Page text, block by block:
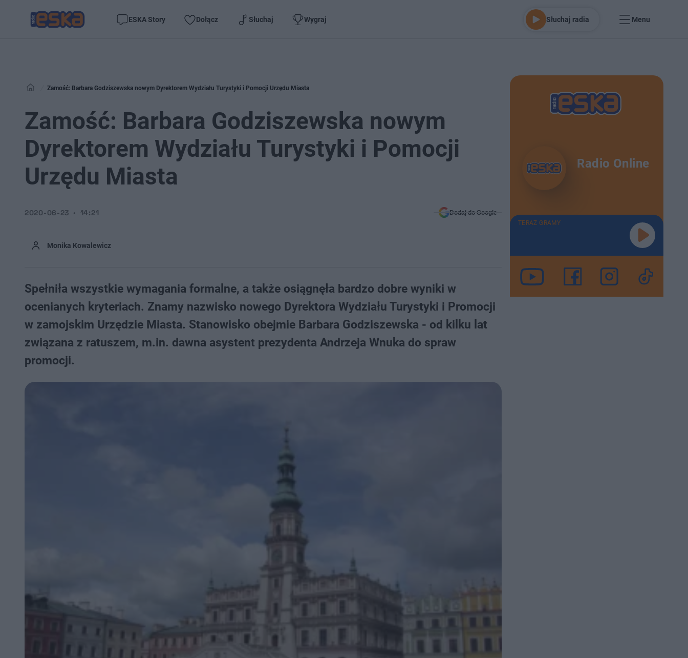
ESKA Story Dołącz Słuchaj Wygraj Słuchaj radia Menu
Zamość: Barbara Godziszewska nowym Dyrektorem Wydziału Turystyki i Pomocji Urzędu Miasta
Zamość: Barbara Godziszewska nowym
Dyrektorem Wydziału Turystyki i Pomocji
Urzędu Miasta
Monika Kowalewicz
2020-06-23 14:21 Dodaj do Google
Spełniła wszystkie wymagania formalne, a także osiągnęła bardzo dobre wyniki w
ocenianych kryteriach. Znamy nazwisko nowego Dyrektora Wydziału Turystyki i Promocji
w zamojskim Urzędzie Miasta. Stanowisko obejmie Barbara Godziszewska - od kilku lat
związana z ratuszem, m.in. dawna asystent prezydenta Andrzeja Wnuka do spraw
promocji.
Radio Online
TERAZ GRAMY